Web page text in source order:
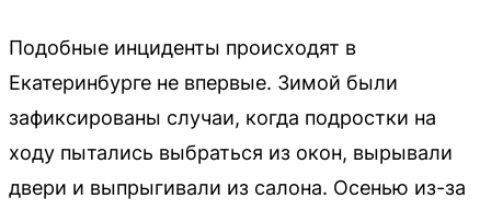
Подобные инциденты происходят в
Екатеринбурге не впервые. Зимой были
зафиксированы случаи, когда подростки на
ходу пытались выбраться из окон, вырывали
двери и выпрыгивали из салона. Осенью из-за